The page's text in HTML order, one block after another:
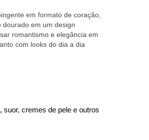
em formato de coração,
em um design
romantismo e elegância em
com looks do dia a dia
suor, cremes de pele e outros